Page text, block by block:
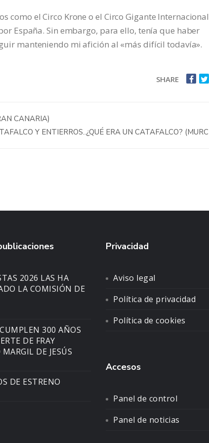
como el Circo Krone o el Circo Gigante Internacional
España. Sin embargo, para ello, tenía que haber
manteniendo mi afición al «más difícil todavía».
SHARE
CANARIA)
Y ENTIERROS..¿QUÉ ERA UN CATAFALCO?
2026 LAS HA
LA COMISIÓN DE
300 AÑOS
DE FRAY
DE JESÚS
DE ESTRENO
Privacidad
Aviso legal
Política de privacidad
Política de cookies
Accesos
Panel de control
Panel de noticias